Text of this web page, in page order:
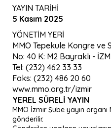
YAYIN TARİHİ
5 Kasım 2025
YÖNETİM YERİ
MMO Tepekule Kongre ve
No: 40 K: M2 Bayraklı -
Tel: (232) 462 33 33
Faks: (232) 486 20 60
www.mmo.org.tr/izmir
YEREL SÜRELI YAYIN
MMO İzmir Şube yayın
gönderilir.